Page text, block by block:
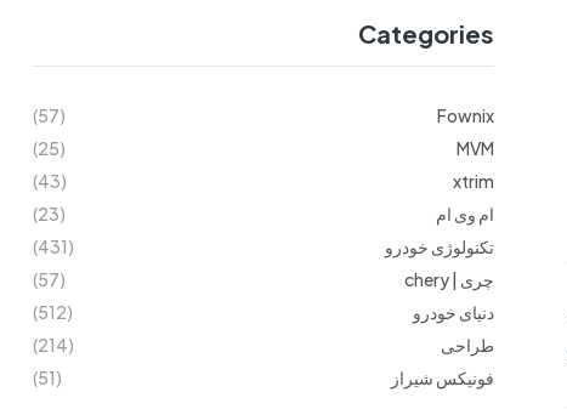
Categories
Fownix
(57)
MVM
(25)
xtrim
(43)
ام وی ام
(23)
تکنولوژی خودرو
(431)
چری | chery
(57)
دنیای خودرو
(512)
طراحی
(214)
فونیکس شیراز
(51)